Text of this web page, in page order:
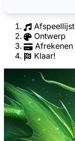
Afspeellijst
Ontwerp
Afrekenen
Klaar!